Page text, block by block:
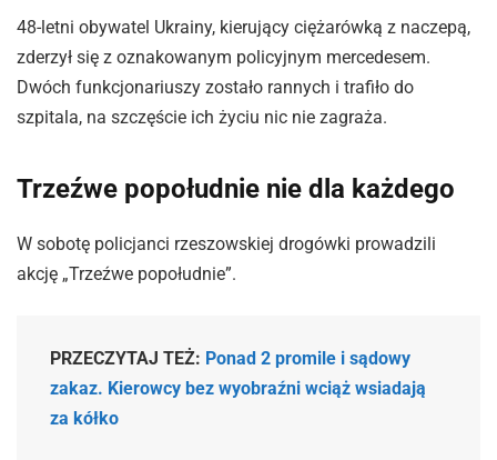
48-letni obywatel Ukrainy, kierujący ciężarówką z naczepą,
zderzył się z oznakowanym policyjnym mercedesem.
Dwóch funkcjonariuszy zostało rannych i trafiło do
szpitala, na szczęście ich życiu nic nie zagraża.
Trzeźwe popołudnie nie dla każdego
W sobotę policjanci rzeszowskiej drogówki prowadzili
akcję „Trzeźwe popołudnie”.
PRZECZYTAJ TEŻ: Ponad 2 promile i sądowy
zakaz. Kierowcy bez wyobraźni wciąż wsiadają
za kółko